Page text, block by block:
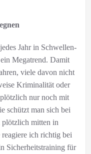
Jahr in Schwellen-
Megatrend. Damit
viele davon nicht
Kriminalität oder
nur noch mit
schützt man sich bei
plötzlich mitten in
ich richtig bei
Sicherheitstraining für